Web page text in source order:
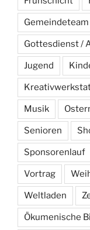
Gemeindeteam
Gottesdienst /
Jugend
Musik
Senioren
Sponsorenlauf
Vortrag
Weltladen
Ökumenische